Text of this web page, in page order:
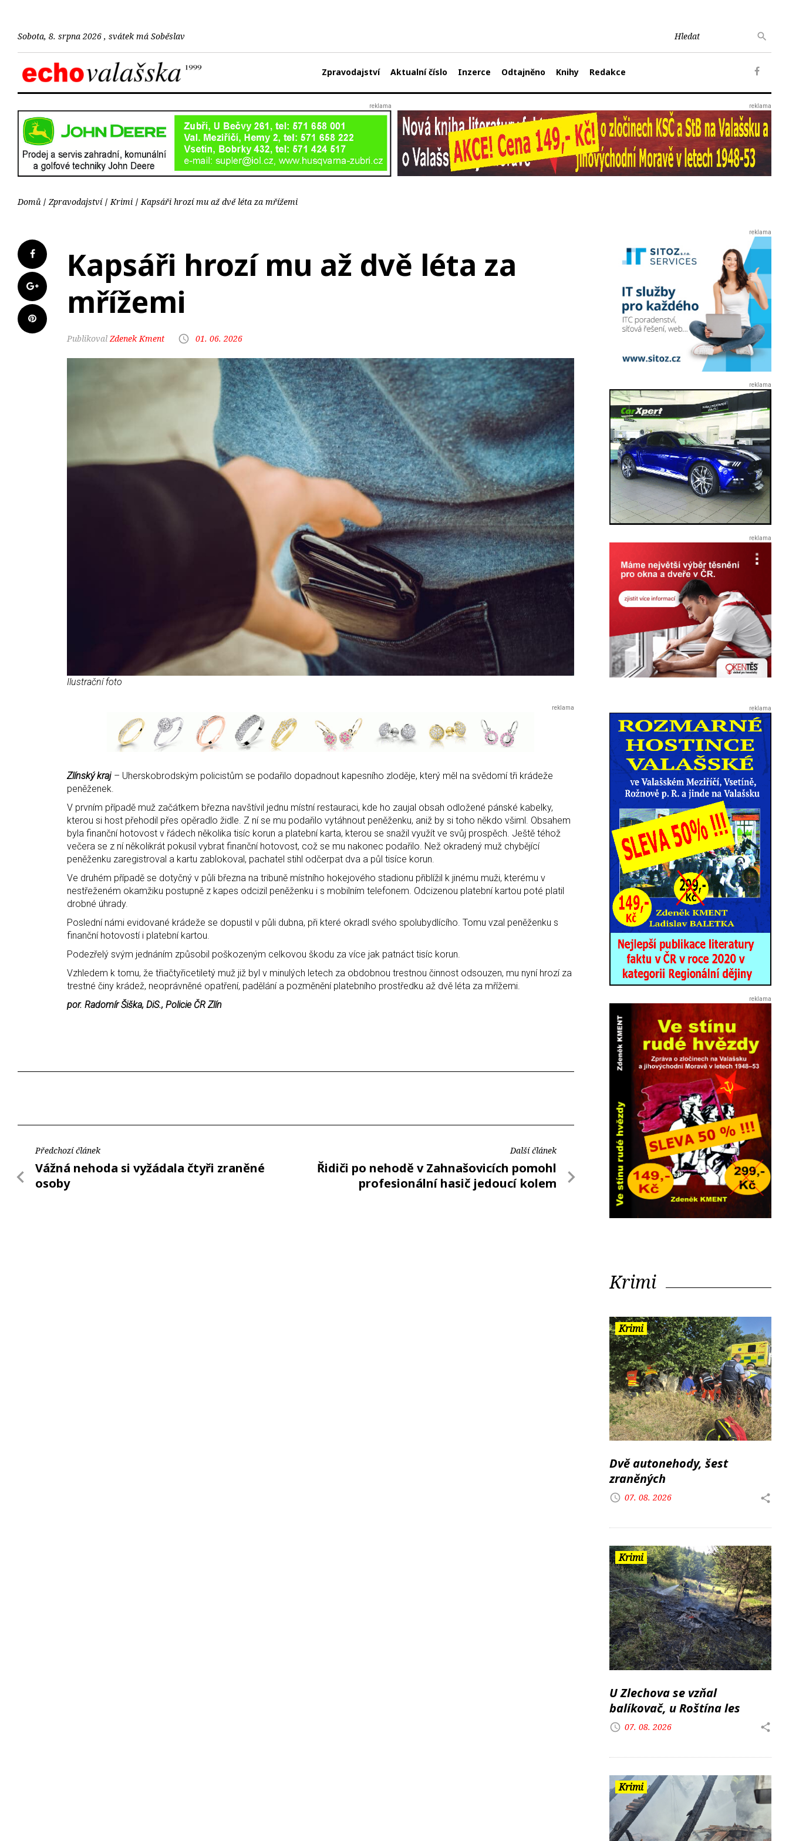
Sobota, 8. srpna 2026 , svátek má Soběslav
Zpravodajství Aktualní číslo Inzerce Odtajněno Knihy Redakce
Domů Zpravodajství Krimi Kapsáři hrozí mu až dvě léta za mřížemi
Kapsáři hrozí mu až dvě léta za
mřížemi
Zdenek Kment 01. 06. 2026
Ilustrační foto
Zlínský kraj – Uherskobrodským policistům se podařilo dopadnout kapesního zloděje, který měl na svědomí tři krádeže
peněženek.
V prvním případě muž začátkem března navštívil jednu místní restauraci, kde ho zaujal obsah odložené pánské kabelky,
kterou si host přehodil přes opěradlo židle. Z ní se mu podařilo vytáhnout peněženku, aniž by si toho někdo všiml. Obsahem
byla finanční hotovost v řádech několika tisíc korun a platební karta, kterou se snažil využít ve svůj prospěch. Ještě téhož
večera se z ní několikrát pokusil vybrat finanční hotovost, což se mu nakonec podařilo. Než okradený muž chybějící
peněženku zaregistroval a kartu zablokoval, pachatel stihl odčerpat dva a půl tisíce korun.
Ve druhém případě se dotyčný v půli března na tribuně místního hokejového stadionu přiblížil k jinému muži, kterému v
nestřeženém okamžiku postupně z kapes odcizil peněženku i s mobilním telefonem. Odcizenou platební kartou poté platil
drobné úhrady.
Poslední námi evidované krádeže se dopustil v půli dubna, při které okradl svého spolubydlícího. Tomu vzal peněženku s
finanční hotovostí i platební kartou.
Podezřelý svým jednáním způsobil poškozeným celkovou škodu za více jak patnáct tisíc korun.
Vzhledem k tomu, že třiačtyřicetiletý muž již byl v minulých letech za obdobnou trestnou činnost odsouzen, mu nyní hrozí za
trestné činy krádež, neoprávněné opatření, padělání a pozměnění platebního prostředku až dvě léta za mřížemi.
por. Radomír Šiška, DiS., Policie ČR Zlín
Předchozí článek
Vážná nehoda si vyžádala čtyři zraněné
osoby
Další článek
Řidiči po nehodě v Zahnašovicích pomohl
profesionální hasič jedoucí kolem
Krimi
Krimi
Dvě autonehody, šest
zraněných
07. 08. 2026
Krimi
U Zlechova se vzňal
balíkovač, u Roštína les
07. 08. 2026
Krimi